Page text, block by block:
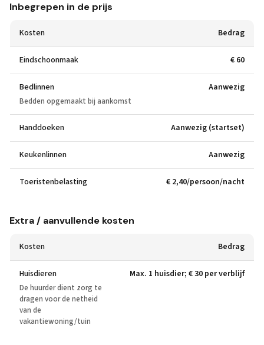
Inbegrepen in de prijs
Kosten Bedrag
Eindschoonmaak € 60
Bedlinnen
Bedden opgemaakt bij aankomst
Aanwezig
Handdoeken Aanwezig (startset)
Keukenlinnen Aanwezig
Toeristenbelasting € 2,40/persoon/nacht
Extra / aanvullende kosten
Kosten Bedrag
Huisdieren
De huurder dient zorg te
dragen voor de netheid
van de
vakantiewoning/tuin
Max. 1 huisdier; € 30 per verblijf